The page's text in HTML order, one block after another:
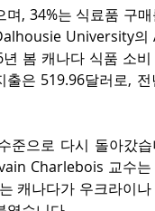
, 34%는 식료품 구매
University의
봄 캐나다 식품 소비
은 519.96달러로, 전
준으로 다시 돌아갔습
Charlebois 교수는
캐나다가 우크라이나